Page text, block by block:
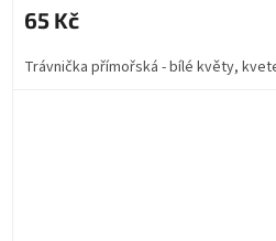
65 Kč
Trávnička přímořská - bílé květy,